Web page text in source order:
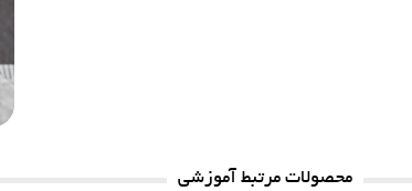
محصولات مرتبط آموزشی